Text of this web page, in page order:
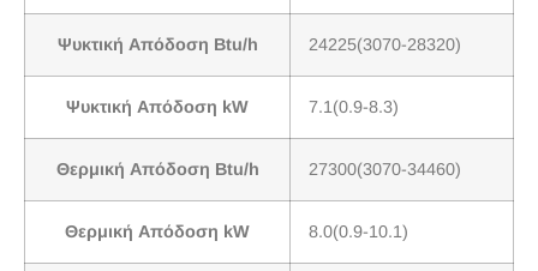
Ψυκτική Απόδοση Btu/h 24225(3070-28320)
Ψυκτική Απόδοση kW 7.1(0.9-8.3)
Θερμική Απόδοση Btu/h 27300(3070-34460)
Θερμική Απόδοση kW 8.0(0.9-10.1)